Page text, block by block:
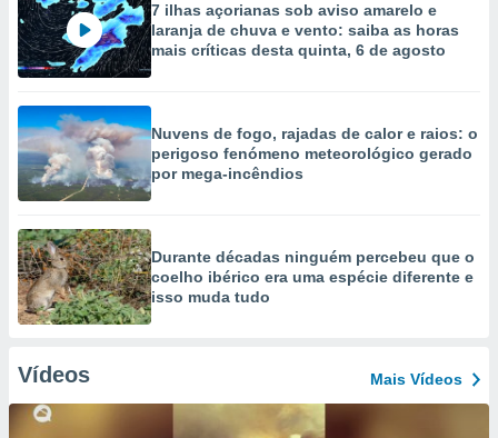
7 ilhas açorianas sob aviso amarelo e
laranja de chuva e vento: saiba as horas
mais críticas desta quinta, 6 de agosto
Nuvens de fogo, rajadas de calor e raios: o
perigoso fenómeno meteorológico gerado
por mega-incêndios
Durante décadas ninguém percebeu que o
coelho ibérico era uma espécie diferente e
isso muda tudo
Vídeos Mais Vídeos